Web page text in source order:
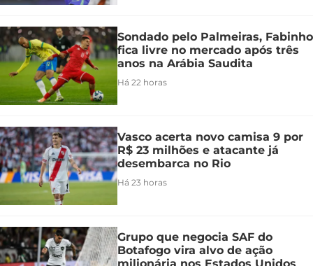
Sondado pelo Palmeiras, Fabinho
fica livre no mercado após três
anos na Arábia Saudita
Há 22 horas
Vasco acerta novo camisa 9 por
R$ 23 milhões e atacante já
desembarca no Rio
Há 23 horas
Grupo que negocia SAF do
Botafogo vira alvo de ação